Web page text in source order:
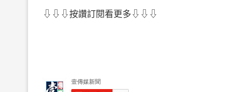
⇩⇩⇩按讚訂閱看更多⇩⇩⇩